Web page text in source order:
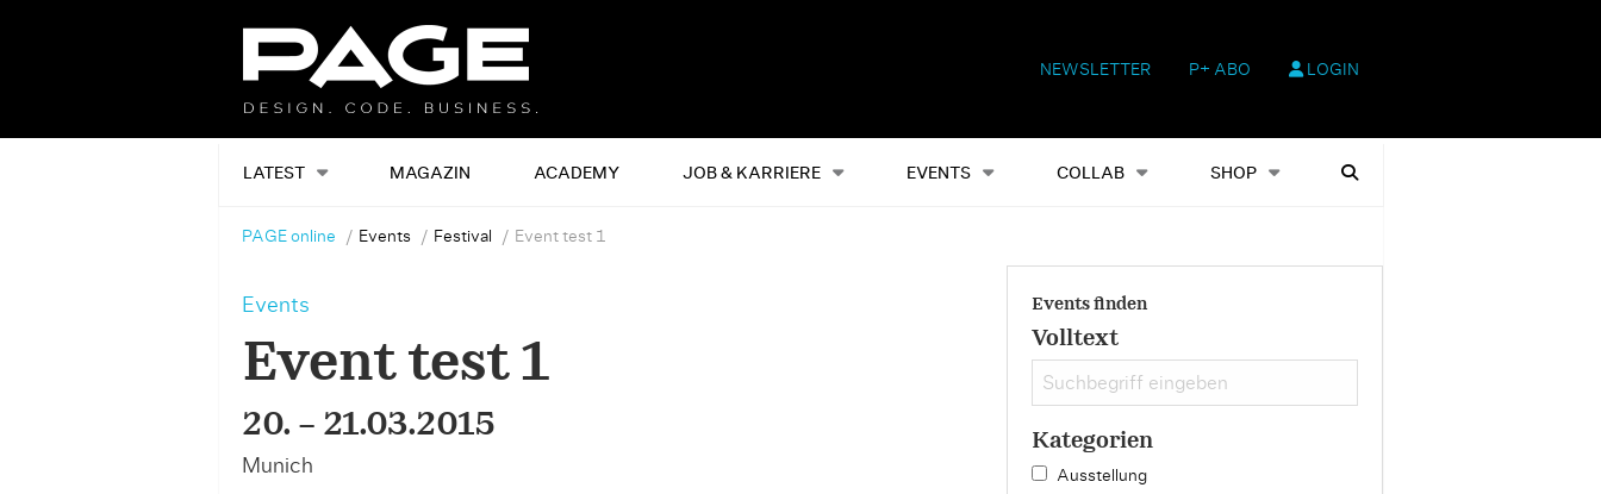
NEWSLETTER P+ ABO LOGIN
LATEST MAGAZIN ACADEMY JOB & KARRIERE EVENTS COLLAB SHOP
Alles Events Shop Heftausgaben Suchen
PAGE online Events Festival Event test 1
Events
Event test 1
20. – 21.03.2015
Munich
Events finden
Volltext
Kategorien
Ausstellung